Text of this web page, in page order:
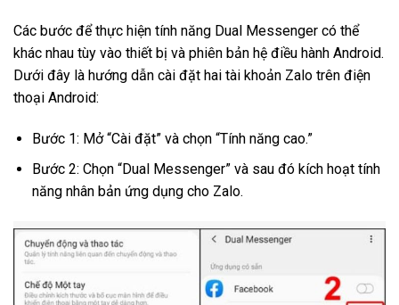
Các bước để thực hiện tính năng Dual Messenger có thể
khác nhau tùy vào thiết bị và phiên bản hệ điều hành Android.
Dưới đây là hướng dẫn cài đặt hai tài khoản Zalo trên điện
thoại Android:
Bước 1: Mở “Cài đặt” và chọn “Tính năng cao.”
Bước 2: Chọn “Dual Messenger” và sau đó kích hoạt tính
năng nhân bản ứng dụng cho Zalo.